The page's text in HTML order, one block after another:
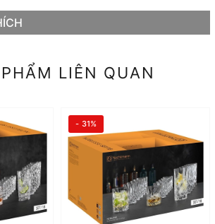
LIÊN QUAN
- 31%